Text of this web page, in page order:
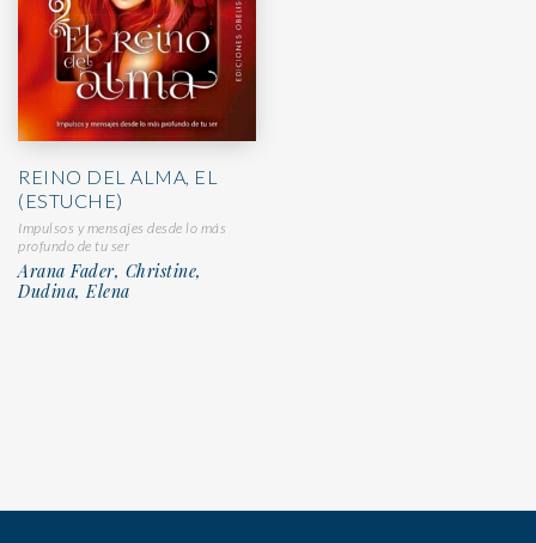
REINO DEL ALMA, EL
(ESTUCHE)
Impulsos y mensajes desde lo más
profundo de tu ser
Arana Fader, Christine,
Dudina, Elena